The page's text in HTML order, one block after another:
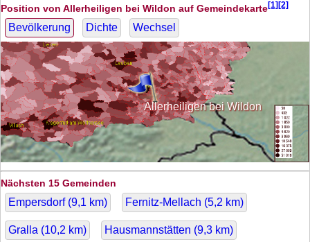
Position von Allerheiligen bei Wildon auf Gemeindekarte[1][2]
Bevölkerung Dichte Wechsel
Allerheiligen bei Wildon
Nächsten 15 Gemeinden
Empersdorf (9,1 km) Fernitz-Mellach (5,2 km)
Gralla (10,2 km) Hausmannstätten (9,3 km)